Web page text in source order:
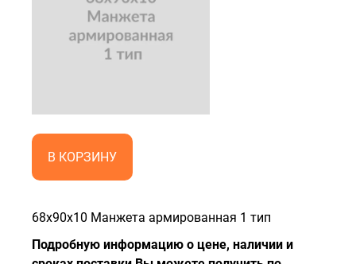
В КОРЗИНУ
68x90x10 Манжета армированная 1 тип
Подробную информацию о цене, наличии и